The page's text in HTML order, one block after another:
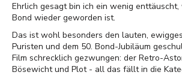
Ehrlich gesagt bin ich ein wenig
Bond wieder geworden ist.
Das ist wohl besonders den lauten,
Puristen und dem 50. Bond-Jubiläum
Film schrecklich gezwungen: der Retro-
Bösewicht und Plot - all das fällt in die